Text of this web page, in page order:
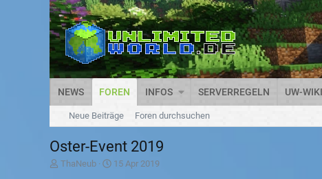
NEWS FOREN INFOS SERVERREGELN UW-WIKI
Neue Beiträge Foren durchsuchen
Oster-Event 2019
T
ThaNeub
D15 Apr 2019